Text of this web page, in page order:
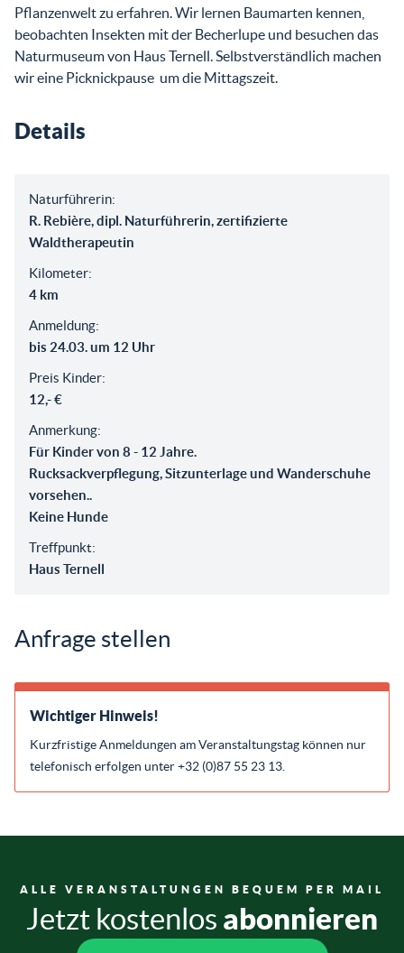
Pflanzenwelt zu erfahren. Wir lernen Baumarten kennen,
beobachten Insekten mit der Becherlupe und besuchen das
Naturmuseum von Haus Ternell. Selbstverständlich machen
wir eine Picknickpause um die Mittagszeit.
Details
Naturführerin:
R. Rebière, dipl. Naturführerin, zertifizierte
Waldtherapeutin
Kilometer:
4 km
Anmeldung:
bis 24.03. um 12 Uhr
Preis Kinder:
12,- €
Anmerkung:
Für Kinder von 8 - 12 Jahre.
Rucksackverpflegung, Sitzunterlage und Wanderschuhe
vorsehen..
Keine Hunde
Treffpunkt:
Haus Ternell
Anfrage stellen
Wichtiger Hinweis!
Kurzfristige Anmeldungen am Veranstaltungstag können nur
telefonisch erfolgen unter +32 (0)87 55 23 13.
ALLE VERANSTALTUNGEN BEQUEM PER MAIL
Jetzt kostenlos abonnieren